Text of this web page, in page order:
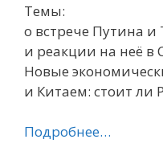
Темы:
о встрече Путина
и реакции на неё в
Новые
и Китаем: стоит ли
Подробнее…